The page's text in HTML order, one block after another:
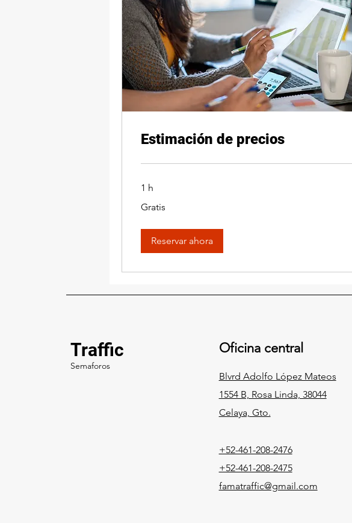
Estimación de precios
1 h
Gratis
Reservar ahora
Traffic
Semaforos
Oficina central
Blvrd Adolfo López Mateos
1554 B, Rosa Linda, 38044
Celaya, Gto.
+52-461-208-2476
+52-461-208-2475
famatraffic@gmail.com